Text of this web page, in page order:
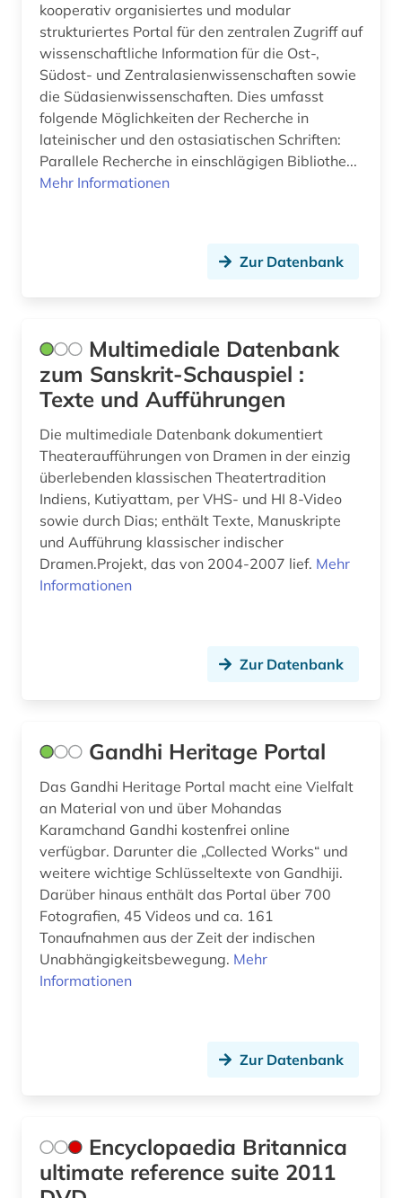
kooperativ organisiertes und modular
strukturiertes Portal für den zentralen Zugriff auf
wissenschaftliche Information für die Ost-,
Südost- und Zentralasienwissenschaften sowie
die Südasienwissenschaften. Dies umfasst
folgende Möglichkeiten der Recherche in
lateinischer und den ostasiatischen Schriften:
Parallele Recherche in einschlägigen Bibliothe...
Mehr Informationen
Zur Datenbank
Multimediale Datenbank
zum Sanskrit-Schauspiel :
Texte und Aufführungen
Die multimediale Datenbank dokumentiert
Theateraufführungen von Dramen in der einzig
überlebenden klassischen Theatertradition
Indiens, Kutiyattam, per VHS- und HI 8-Video
sowie durch Dias; enthält Texte, Manuskripte
und Aufführung klassischer indischer
Dramen.Projekt, das von 2004-2007 lief. Mehr
Informationen
Zur Datenbank
Gandhi Heritage Portal
Das Gandhi Heritage Portal macht eine Vielfalt
an Material von und über Mohandas
Karamchand Gandhi kostenfrei online
verfügbar. Darunter die „Collected Works“ und
weitere wichtige Schlüsseltexte von Gandhiji.
Darüber hinaus enthält das Portal über 700
Fotografien, 45 Videos und ca. 161
Tonaufnahmen aus der Zeit der indischen
Unabhängigkeitsbewegung. Mehr
Informationen
Zur Datenbank
Encyclopaedia Britannica
ultimate reference suite 2011